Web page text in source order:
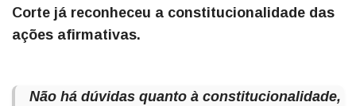
Corte já reconheceu a constitucionalidade das
ações afirmativas.
Não há dúvidas quanto à constitucionalidade,